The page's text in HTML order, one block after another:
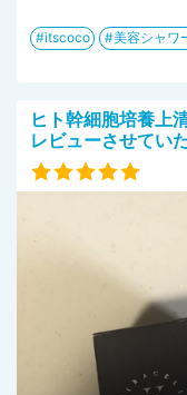
itscoco 美容シャワ
ヒト幹細胞培養上
レビューさせてい